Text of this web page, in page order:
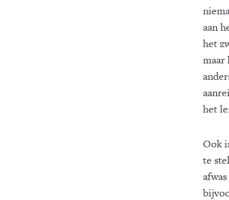
aan
het
maar
het
Ook
te